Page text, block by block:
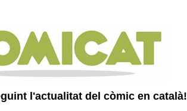
l'actualitat del còmic en català!